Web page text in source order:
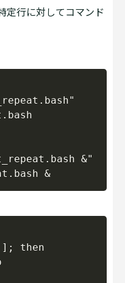
定行に対してコマンド
&"
then